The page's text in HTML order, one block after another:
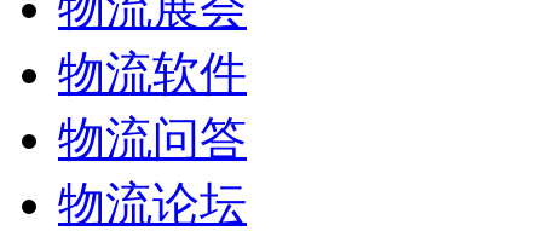
物流软件
物流问答
物流论坛